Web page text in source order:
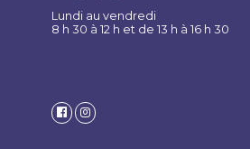
Lundi au vendredi
8 h 30 à 12 h et de 13 h à 16 h 30